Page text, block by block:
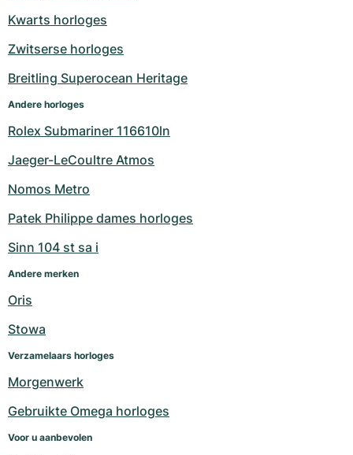
Kwarts horloges
Zwitserse horloges
Breitling Superocean Heritage
Andere horloges
Rolex Submariner 116610ln
Jaeger-LeCoultre Atmos
Nomos Metro
Patek Philippe dames horloges
Sinn 104 st sa i
Andere merken
Oris
Stowa
Verzamelaars horloges
Morgenwerk
Gebruikte Omega horloges
Voor u aanbevolen